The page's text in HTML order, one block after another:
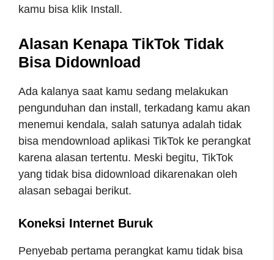
kamu bisa klik Install.
Alasan Kenapa TikTok Tidak
Bisa Didownload
Ada kalanya saat kamu sedang melakukan
pengunduhan dan install, terkadang kamu akan
menemui kendala, salah satunya adalah tidak
bisa mendownload aplikasi TikTok ke perangkat
karena alasan tertentu. Meski begitu, TikTok
yang tidak bisa didownload dikarenakan oleh
alasan sebagai berikut.
Koneksi Internet Buruk
Penyebab pertama perangkat kamu tidak bisa